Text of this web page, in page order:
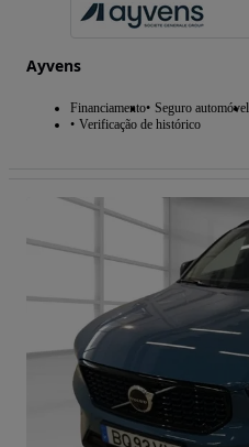
Ayvens
Financiamento Seguro automóvel
Verificação de histórico